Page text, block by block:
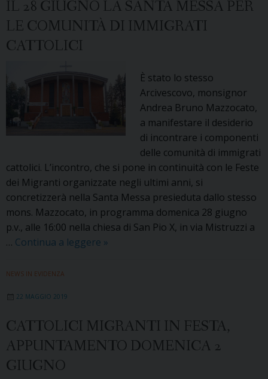
domenica
27
mondiale
Rifugiato
IL 28 GIUGNO LA SANTA MESSA PER
LE COMUNITÀ DI IMMIGRATI
CATTOLICI
È stato lo stesso
Arcivescovo, monsignor
Andrea Bruno Mazzocato,
a manifestare il desiderio
di incontrare i componenti
delle comunità di immigrati
cattolici. L’incontro, che si pone in continuità con le Feste
dei Migranti organizzate negli ultimi anni, si
concretizzerà nella Santa Messa presieduta dallo stesso
mons. Mazzocato, in programma domenica 28 giugno
p.v., alle 16:00 nella chiesa di San Pio X, in via Mistruzzi a
… Continua a leggere Il
per
le
»
NEWS IN EVIDENZA
22 MAGGIO 2019
CATTOLICI MIGRANTI IN FESTA,
APPUNTAMENTO DOMENICA 2
GIUGNO